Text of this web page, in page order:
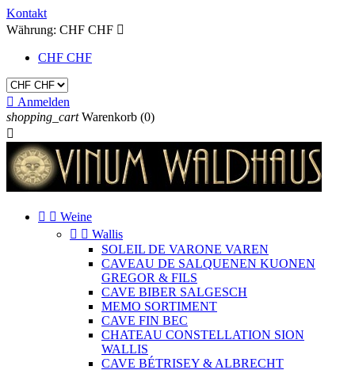
Kontakt
Währung: CHF CHF 
CHF CHF
 Anmelden
shopping_cart Warenkorb (0)

  Weine
  Wallis
SOLEIL DE VARONE VAREN
CAVEAU DE SALQUENEN KUONEN
GREGOR & FILS
CAVE BIBER SALGESCH
MEMO SORTIMENT
CAVE FIN BEC
CHATEAU CONSTELLATION SION
WALLIS
CAVE BÉTRISEY & ALBRECHT